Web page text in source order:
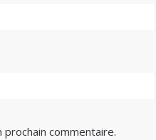
commentaire.